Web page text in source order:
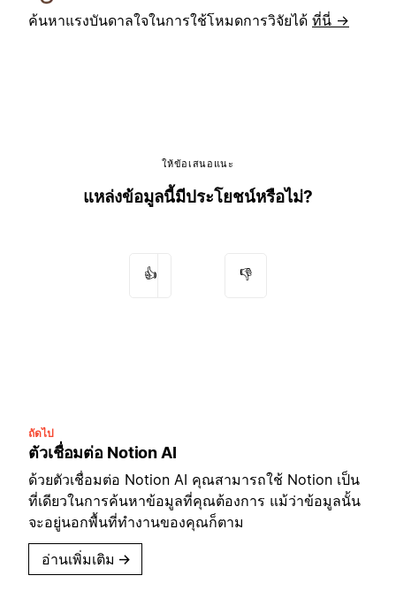
ค้นหาแรงบันดาลใจในการใช้โหมดการวิจัยได้ ที่นี่ →
ให้ข้อเสนอแนะ
แหล่งข้อมูลนี้มีประโยชน์หรือไม่?
👍 👎
ถัดไป
ตัวเชื่อมต่อ Notion AI
ด้วยตัวเชื่อมต่อ Notion AI คุณสามารถใช้ Notion เป็น
ที่เดียวในการค้นหาข้อมูลที่คุณต้องการ แม้ว่าข้อมูลนั้น
จะอยู่นอกพื้นที่ทำงานของคุณก็ตาม
อ่านเพิ่มเติม →